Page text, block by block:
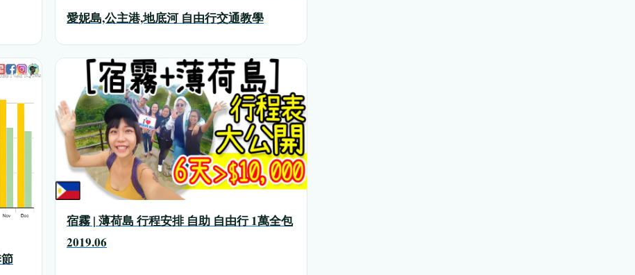
愛妮島,公主港,地底河 自由行交通教學
宿霧 | 薄荷島 行程安排 自助 自由行 1萬全包
2019.06